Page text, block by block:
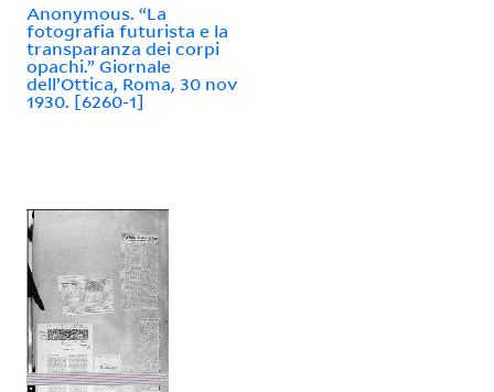
Anonymous. “La
fotografia futurista e la
transparanza dei corpi
opachi.” Giornale
dell’Ottica, Roma, 30 nov
1930. [6260-1]